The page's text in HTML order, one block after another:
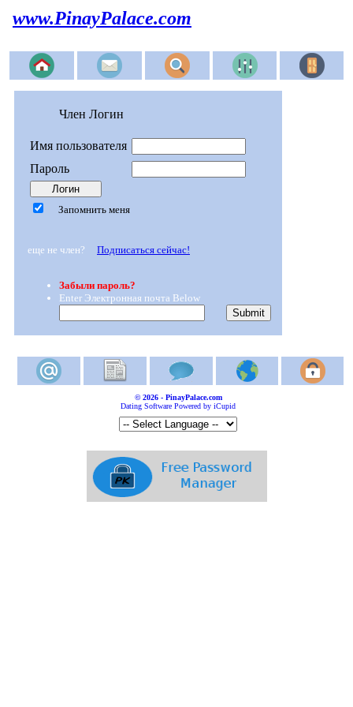
www.PinayPalace.com
Член Логин
Имя пользователя
Пароль
Запомнить меня
еще не член? Подписаться сейчас!
Забыли пароль?
Enter Электронная почта Below
© 2026 - PinayPalace.com
Dating Software Powered by iCupid